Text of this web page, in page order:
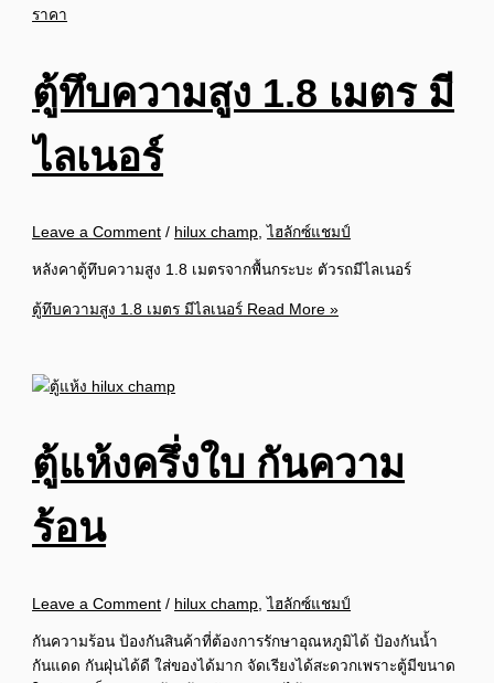
ตู้ทึบความสูง 1.8 เมตร มี
ไลเนอร์
Leave a Comment / hilux champ ,ไฮลักซ์แชมป์
หลังคาตู้ทึบความสูง 1.8 เมตรจากพื้นกระบะ ตัวรถมีไลเนอร์
ตู้ทึบความสูง 1.8 เมตร มีไลเนอร์ Read More »
ตู้แห้งครึ่งใบ กันความ
ร้อน
Leave a Comment / hilux champ ,ไฮลักซ์แชมป์
กันความร้อน ป้องกันสินค้าที่ต้องการรักษาอุณหภูมิได้ ป้องกันน้ำ
กันแดด กันฝุ่นได้ดี ใส่ของได้มาก จัดเรียงได้สะดวกเพราะตู้มีขนาด